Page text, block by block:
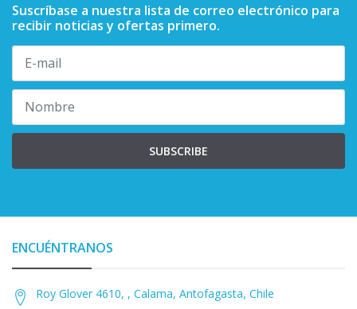
Suscríbase a nuestra lista de correo electrónico para
recibir noticias y ofertas primero.
SUBSCRIBE
ENCUÉNTRANOS
Roy Glover 4610, , Calama, Antofagasta, Chile